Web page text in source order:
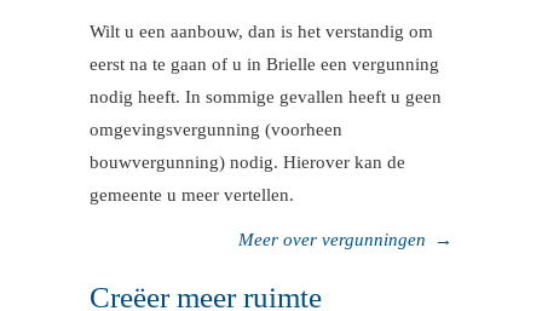
Wilt u een aanbouw, dan is het verstandig om
eerst na te gaan of u in Brielle een vergunning
nodig heeft. In sommige gevallen heeft u geen
omgevingsvergunning (voorheen
bouwvergunning) nodig. Hierover kan de
gemeente u meer vertellen.
Meer over vergunningen →
Creëer meer ruimte